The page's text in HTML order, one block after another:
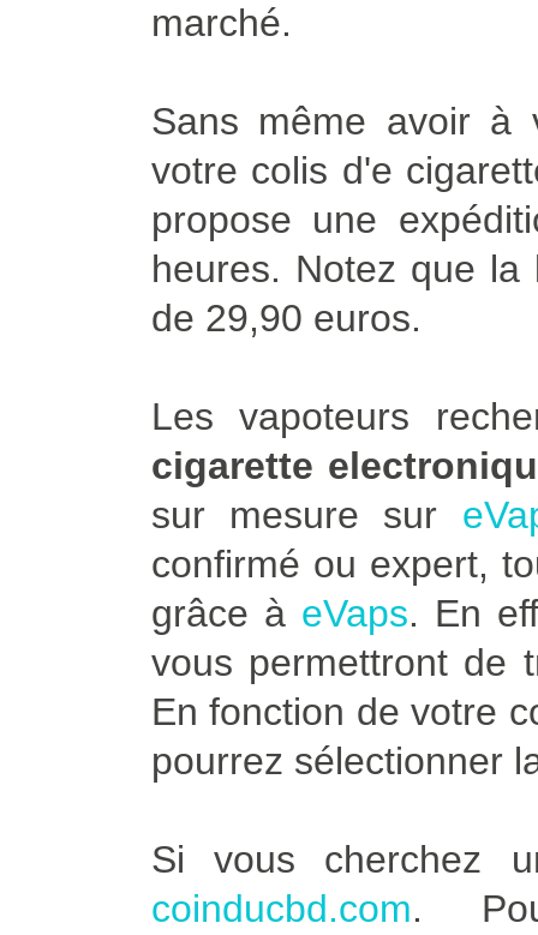
marché.
Sans même avoir à
votre colis d'e
propose une
heures. Notez que
de 29,90 euros.
Les vapoteurs
cigarette
sur mesure sur
confirmé ou expert,
grâce à eVaps. En
vous permettront de
En fonction de votre
pourrez sélectionner
Si vous cherchez
coinducbd.com.